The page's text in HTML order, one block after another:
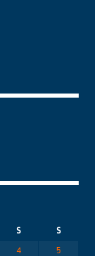
S
S
4
5